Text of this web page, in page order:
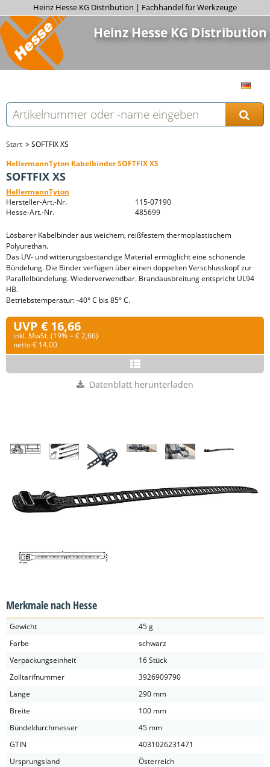
Heinz Hesse KG Distribution | Fachhandel für Werkzeuge
Heinz Hesse KG Distribution
Start
SOFTFIX XS
HellermannTyton Kabelbinder SOFTFIX XS
SOFTFIX XS
HellermannTyton
Hersteller-Art.-Nr.
115-07190
Hesse-Art.-Nr.
485699
Lösbarer Kabelbinder aus weichem, reißfestem thermoplastischem
Polyurethan.
Das UV- und witterungsbeständige Material ermöglicht eine schonende
Bündelung. Die Binder verfügen über einen doppelten Verschlusskopf zur
Parallelbündelung. Wiederverwendbar. Brandausbreitung entspricht UL94
HB.
Betriebstemperatur: -40° C bis 85° C.
UVP € 16,66
inkl. MwSt. (19% = € 2,66)
netto € 14,00
Datenblatt herunterladen
Merkmale nach Hesse
Gewicht
45 g
Farbe
schwarz
Verpackungseinheit
16 Stück
Zolltarifnummer
3926909790
Länge
290 mm
Breite
100 mm
Bündeldurchmesser
45 mm
GTIN
4031026231471
Ursprungsland
Österreich